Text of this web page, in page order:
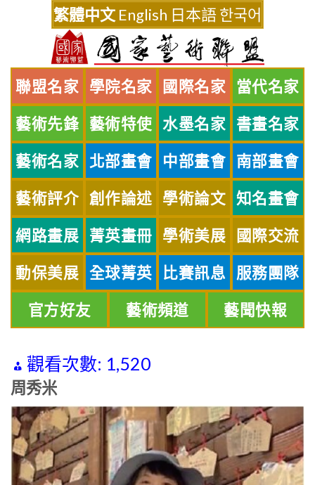
繁體中文 English 日本語한국어
聯盟名家 學院名家 國際名家 當代名家
藝術先鋒 藝術特使 水墨名家 書畫名家
藝術名家 北部畫會 中部畫會 南部畫會
藝術評介 創作論述 學術論文 知名畫會
網路畫展 菁英畫冊 學術美展 國際交流
動保美展 全球菁英 比賽訊息 服務團隊
官方好友 藝術頻道 藝聞快報
觀看次數: 1,520
周秀米